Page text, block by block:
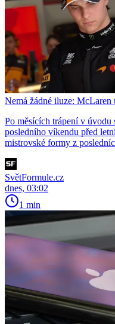
Nemá žádné iluze: McLaren
Po měsících trápení v
posledního víkendu před
mistrovské formy z
SvětFormule.cz
dnes, 03:02
1 min